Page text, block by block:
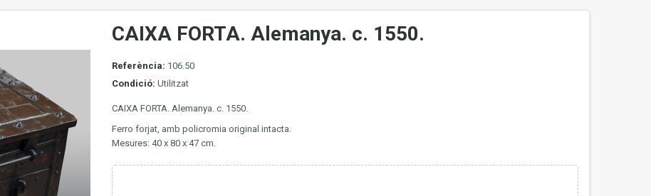
CAIXA FORTA. Alemanya. c. 1550.
Referència: 106.50
Condició: Utilitzat
CAIXA FORTA. Alemanya. c. 1550.
Ferro forjat, amb policromia original intacta.
Mesures: 40 x 80 x 47 cm.